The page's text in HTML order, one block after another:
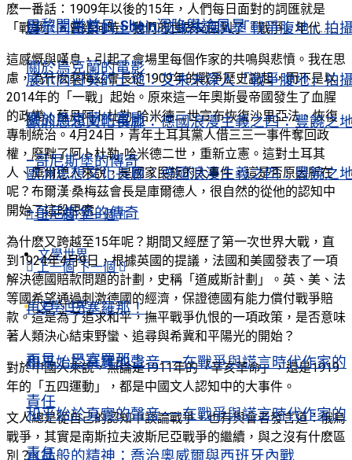
展示向日葵的土地：艾未未深入「戰爭腹地」拍
關於烏克蘭的電影
歐洲思想文化長廊：德國浪漫主義之四：豐饒之
–哥尼斯堡的傳奇
上一個 下一個
文學世界
再見，巴塞羅那！
和平始於真實的聲音——在戰爭與謊言時代作家的
責任
水晶般的精神：喬治奧威爾與西班牙內戰
巴黎開業首日 Shein深陷輿論風暴
展示向日葵的土地：艾未未深入「戰爭腹地」拍
關於烏克蘭的電影
歐洲思想文化長廊：德國浪漫主義之四：豐饒之
–哥尼斯堡的傳奇
上一個 下一個
文學世界
再見，巴塞羅那！
和平始於真實的聲音——在戰爭與謊言時代作家的
責任
麽一番話：1909年以後的15年，人們每日面對的詞匯就是
「戰爭」，曾幾何時，我們的世界又回到了「戰爭」年代……
這感慨與嘆息，引起了會場里每個作家的共鳴與悲憤。我在思
慮，為什麽桑梅茲會長從1909年的戰爭歷史說起，而不是以
2014年的「一戰」起始。原來這一年奧斯曼帝國發生了血腥
的政變，蘇丹阿卜杜勒-哈米德二世宣布恢復沙里亞法、恢復
專制統治。4月24日，青年土耳其黨人借三三一事件奪回政
權，廢黜了阿卜杜勒-哈米德二世，重新立憲。這對土耳其
人、庫爾德人來說，是國家民族的大事件，這是否原因所在
呢？布爾漢·桑梅茲會長是庫爾德人，很自然的從他的認知中
開始了這段思索……
為什麽又跨越至15年呢？期間又經歷了第一次世界大戰，直
到1924年4月9日，根據英國的提議，法國和美國發表了一項
解決德國賠款問題的計劃，史稱「道威斯計劃」。英、美、法
等國希望通過刺激德國的經濟，保證德國有能力償付戰爭賠
款。這是為了追求和平，撫平戰爭仇恨的一項政策，是否意味
著人類決心結束野蠻、追尋與希冀和平陽光的開始？
對於中國人來說，無論是1911年的「辛亥革命」，還是1919
年的「五四運動」，都是中國文人認知中的大事件。
文人總是從自己的認知中談論戰爭。也有與會者發言道：俄烏
戰爭，其實是南斯拉夫波斯尼亞戰爭的繼續，與之沒有什麽區
別？